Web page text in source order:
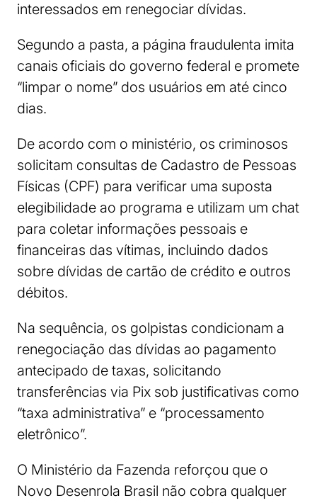
interessados em renegociar dívidas.
Segundo a pasta, a página fraudulenta imita
canais oficiais do governo federal e promete
“limpar o nome” dos usuários em até cinco
dias.
De acordo com o ministério, os criminosos
solicitam consultas de Cadastro de Pessoas
Físicas (CPF) para verificar uma suposta
elegibilidade ao programa e utilizam um chat
para coletar informações pessoais e
financeiras das vítimas, incluindo dados
sobre dívidas de cartão de crédito e outros
débitos.
Na sequência, os golpistas condicionam a
renegociação das dívidas ao pagamento
antecipado de taxas, solicitando
transferências via Pix sob justificativas como
“taxa administrativa” e “processamento
eletrônico”.
O Ministério da Fazenda reforçou que o
Novo Desenrola Brasil não cobra qualquer